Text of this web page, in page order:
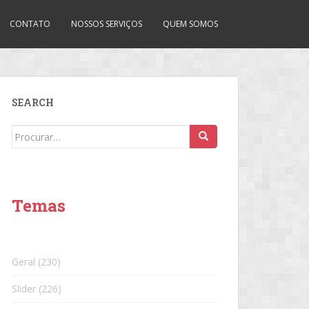
CONTATO NOSSOS SERVIÇOS QUEM SOMOS
SEARCH
Search
Temas
Geral (230)
Slider (226)